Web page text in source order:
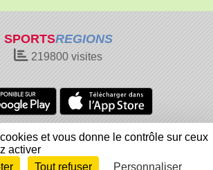
SPORTSREGIONS
219800 visites
Gestion des cookies
Signaler un contenu inapproprié
?
et vous donne le contrôle sur ceux
activer
Tout refuser Personnaliser